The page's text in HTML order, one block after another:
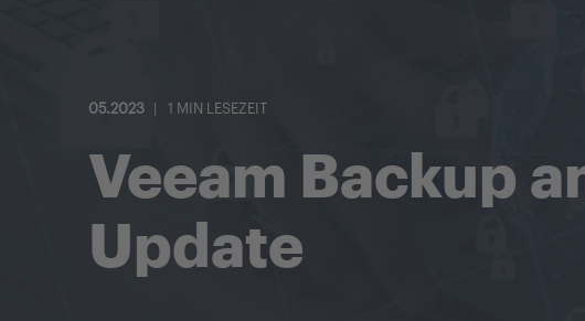
05.2023 1 MIN LESEZEIT
Veeam Backup
Update